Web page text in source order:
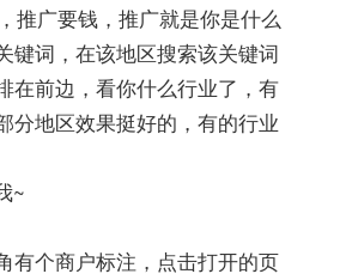
推广要钱，推广就是你是什么
键词，在该地区搜索该关键词
在前边，看你什么行业了，有
分地区效果挺好的，有的行业
~
有个商户标注，点击打开的页